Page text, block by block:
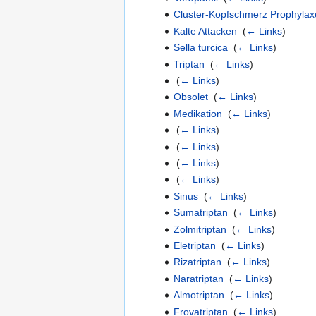
Cluster-Kopfschmerz
Kalte Attacken (← Links)
Sella turcica‎ (← Links)
Triptan (← Links)
(← Links)
Obsolet‎ (← Links)
Medikation (← Links)
(← Links)
(← Links)
(← Links)
(← Links)
Sinus‎ (← Links)
Sumatriptan (← Links)
Zolmitriptan (← Links)
Eletriptan (← Links)
Rizatriptan (← Links)
Naratriptan (← Links)
Almotriptan (← Links)
Frovatriptan (← Links)